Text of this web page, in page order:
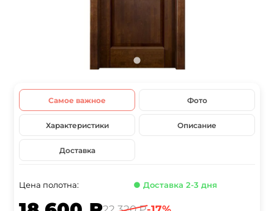
Самое важное Фото
Характеристики Описание
Доставка
Цена полотна: ● Доставка 2-3 дня